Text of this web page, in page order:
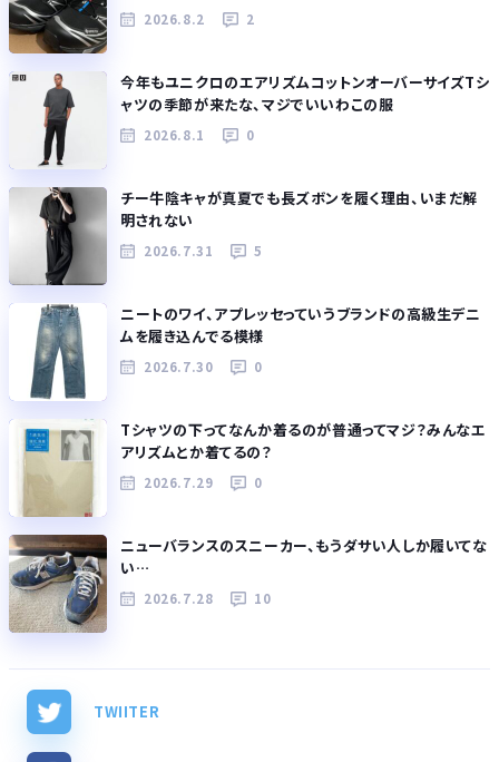
2026.8.2 2
今年もユニクロのエアリズムコットンオーバーサイズTシ
ャツの季節が来たな、マジでいいわこの服
2026.8.1 0
チー牛陰キャが真夏でも長ズボンを履く理由、いまだ解
明されない
2026.7.31 5
ニートのワイ、アプレッセっていうブランドの高級生デニ
ムを履き込んでる模様
2026.7.30 0
Tシャツの下ってなんか着るのが普通ってマジ？みんなエ
アリズムとか着てるの？
2026.7.29 0
ニューバランスのスニーカー、もうダサい人しか履いてな
い…
2026.7.28 10
TWIITER